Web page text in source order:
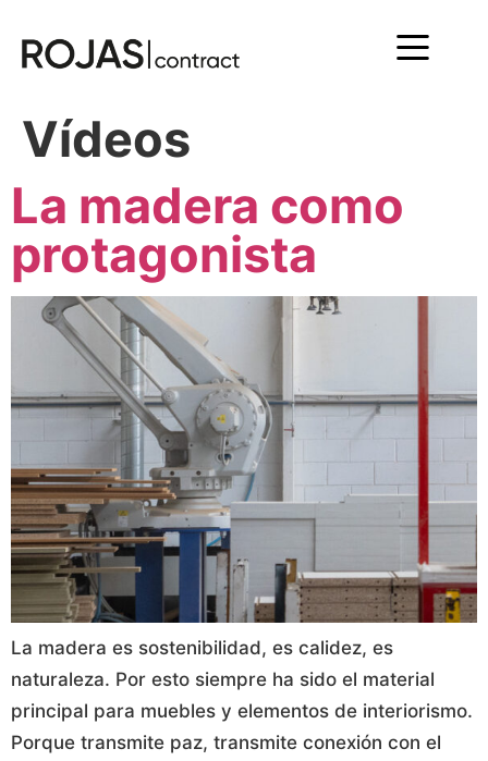
Vídeos
La madera como
protagonista
La madera es sostenibilidad, es calidez, es
naturaleza. Por esto siempre ha sido el material
principal para muebles y elementos de interiorismo.
Porque transmite paz, transmite conexión con el